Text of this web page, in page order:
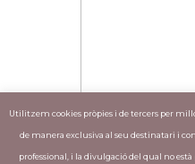
Utilitzem cookies pròpies i de tercers per
de manera exclusiva al seu destinatari i
professional, i la divulgació del qual no